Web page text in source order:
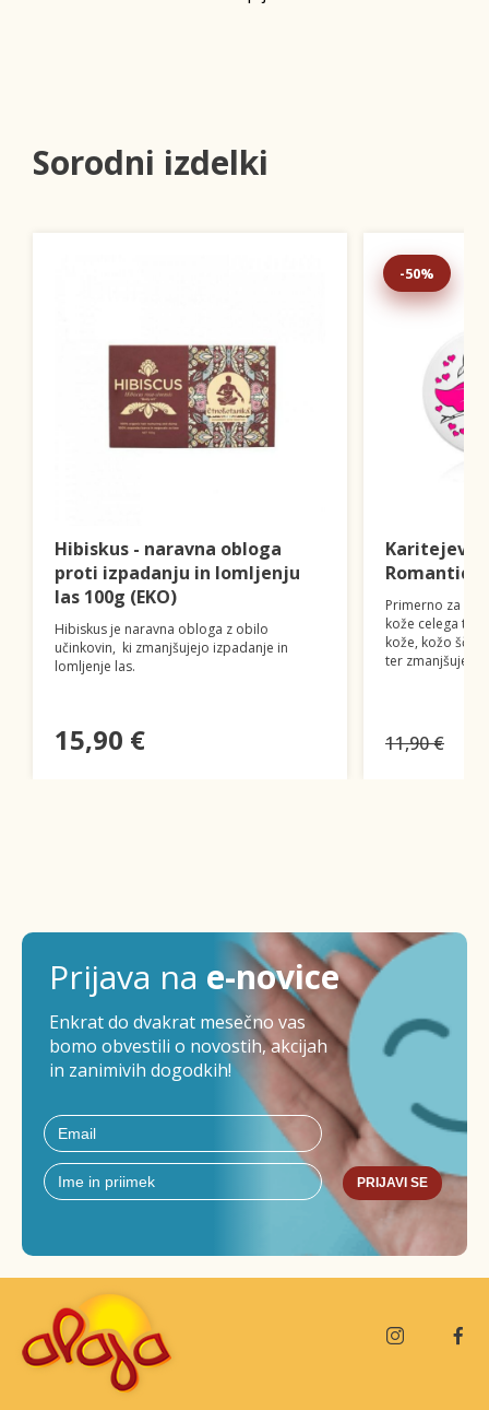
Sorodni izdelki
Hibiskus - naravna obloga
proti izpadanju in lomljenju
las 100g (EKO)
Hibiskus je naravna obloga z obilo
učinkovin, ki zmanjšujejo izpadanje in
lomljenje las.
15,90 €
-50%
Karitejevo
Romantic
Primerno za
kože celega
kože, kožo
ter zmanjšuje
11,90 €
Prijava na e-novice
Enkrat do dvakrat mesečno vas
bomo obvestili o novostih, akcijah
in zanimivih dogodkih!
PRIJAVI SE